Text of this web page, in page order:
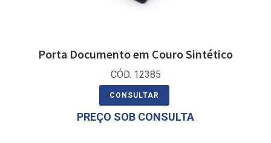
Porta Documento em Couro Sintético
CÓD. 12385
CONSULTAR
PREÇO SOB CONSULTA